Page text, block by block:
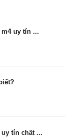
uy tín ...
tín chất ...